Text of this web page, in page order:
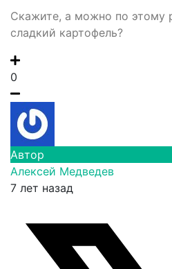
Скажите, а можно по этому
сладкий картофель?
0
Автор
Алексей Медведев
7 лет назад